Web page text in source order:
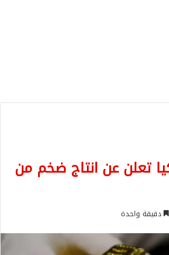
تعلن عن انتاج ضخم من
دقيقة واحدة